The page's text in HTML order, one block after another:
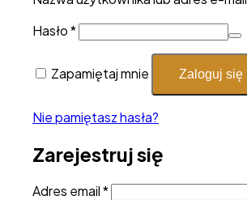
Hasło*Wymagane
Zapamiętaj mnie Zaloguj się
Nie pamiętasz hasła?
Zarejestruj się
Adres email*Wymagane